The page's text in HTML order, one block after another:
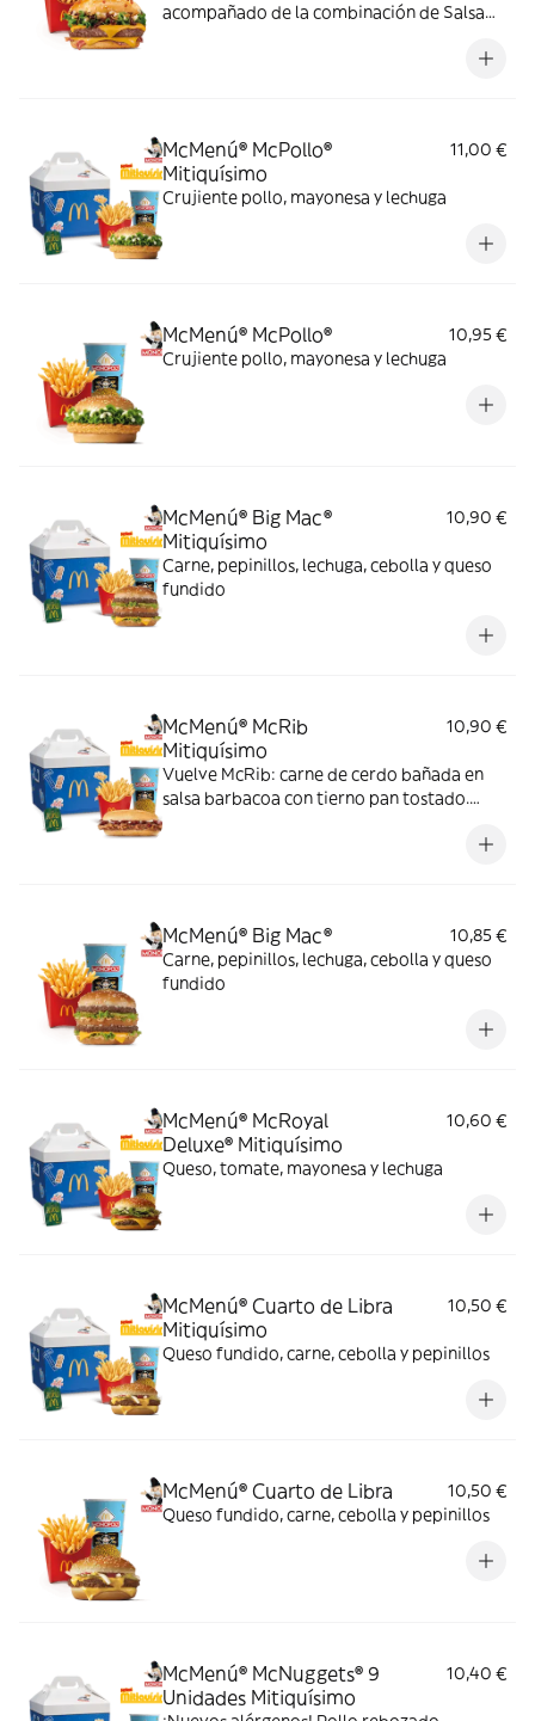
acompañado de la combinación de Salsa
doble de cheddar, lechuga fresca y tiras de
McMenú® McPollo®
Mitiquísimo
11,00 €
Crujiente pollo, mayonesa y lechuga
McMenú® McPollo®
10,95 €
Crujiente pollo, mayonesa y lechuga
McMenú® Big Mac®
Mitiquísimo
10,90 €
Carne, pepinillos, lechuga, cebolla y queso
fundido
McMenú® McRib
Mitiquísimo
10,90 €
Vuelve McRib: carne de cerdo bañada en
salsa barbacoa con tierno pan tostado.
McMenú® Big Mac®
10,85 €
Carne, pepinillos, lechuga, cebolla y queso
fundido
McMenú® McRoyal
Deluxe® Mitiquísimo
10,60 €
Queso, tomate, mayonesa y lechuga
McMenú® Cuarto de Libra
Mitiquísimo
10,50 €
Queso fundido, carne, cebolla y pepinillos
McMenú® Cuarto de Libra
10,50 €
Queso fundido, carne, cebolla y pepinillos
McMenú® McNuggets® 9
Unidades Mitiquísimo
10,40 €